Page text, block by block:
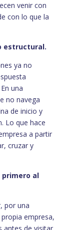
venir con
con lo que la
estructural.
ya no
una
no navega
de inicio y
Lo que hace
a partir
cruzar y
primero al
por una
empresa,